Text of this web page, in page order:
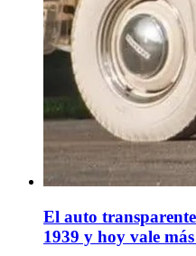
El auto
1939 y hoy vale